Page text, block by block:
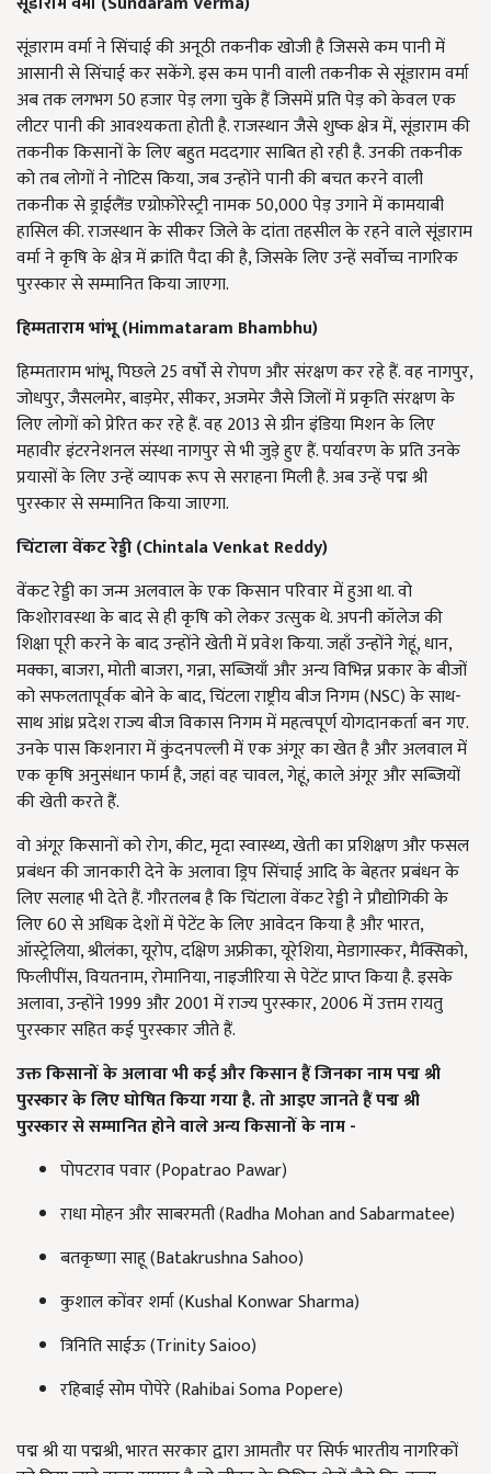
सूंडाराम वर्मा ने सिंचाई की अनूठी तकनीक खोजी है जिससे कम पानी में
आसानी से सिंचाई कर सकेंगे. इस कम पानी वाली तकनीक से सूंडाराम वर्मा
अब तक लगभग 50 हजार पेड़ लगा चुके हैं जिसमें प्रति पेड़ को केवल एक
लीटर पानी की आवश्यकता होती है. राजस्थान जैसे शुष्क क्षेत्र में, सूंडाराम की
तकनीक किसानों के लिए बहुत मददगार साबित हो रही है. उनकी तकनीक
को तब लोगों ने नोटिस किया, जब उन्होंने पानी की बचत करने वाली
तकनीक से ड्राईलैंड एग्रोफ़ोरेस्ट्री नामक 50,000 पेड़ उगाने में कामयाबी
हासिल की. राजस्थान के सीकर जिले के दांता तहसील के रहने वाले सूंडाराम
वर्मा ने कृषि के क्षेत्र में क्रांति पैदा की है, जिसके लिए उन्हें सर्वोच्च नागरिक
पुरस्कार से सम्मानित किया जाएगा.
हिम्मताराम भांभू (Himmataram Bhambhu)
हिम्मताराम भांभू, पिछले 25 वर्षों से रोपण और संरक्षण कर रहे हैं. वह नागपुर,
जोधपुर, जैसलमेर, बाड़मेर, सीकर, अजमेर जैसे जिलों में प्रकृति संरक्षण के
लिए लोगों को प्रेरित कर रहे हैं. वह 2013 से ग्रीन इंडिया मिशन के लिए
महावीर इंटरनेशनल संस्था नागपुर से भी जुड़े हुए हैं. पर्यावरण के प्रति उनके
प्रयासों के लिए उन्हें व्यापक रूप से सराहना मिली है. अब उन्हें पद्म श्री
पुरस्कार से सम्मानित किया जाएगा.
चिंटाला वेंकट रेड्डी (Chintala Venkat Reddy)
वेंकट रेड्डी का जन्म अलवाल के एक किसान परिवार में हुआ था. वो
किशोरावस्था के बाद से ही कृषि को लेकर उत्सुक थे. अपनी कॉलेज की
शिक्षा पूरी करने के बाद उन्होंने खेती में प्रवेश किया. जहाँ उन्होंने गेहूं, धान,
मक्का, बाजरा, मोती बाजरा, गन्ना, सब्जियाँ और अन्य विभिन्न प्रकार के बीजों
को सफलतापूर्वक बोने के बाद, चिंटला राष्ट्रीय बीज निगम (NSC) के साथ-
साथ आंध्र प्रदेश राज्य बीज विकास निगम में महत्वपूर्ण योगदानकर्ता बन गए.
उनके पास किशनारा में कुंदनपल्ली में एक अंगूर का खेत है और अलवाल में
एक कृषि अनुसंधान फार्म है, जहां वह चावल, गेहूं, काले अंगूर और सब्जियों
की खेती करते हैं.
वो अंगूर किसानों को रोग, कीट, मृदा स्वास्थ्य, खेती का प्रशिक्षण और फसल
प्रबंधन की जानकारी देने के अलावा ड्रिप सिंचाई आदि के बेहतर प्रबंधन के
लिए सलाह भी देते हैं. गौरतलब है कि चिंटाला वेंकट रेड्डी ने प्रौद्योगिकी के
लिए 60 से अधिक देशों में पेटेंट के लिए आवेदन किया है और भारत,
ऑस्ट्रेलिया, श्रीलंका, यूरोप, दक्षिण अफ्रीका, यूरेशिया, मेडागास्कर, मैक्सिको,
फिलीपींस, वियतनाम, रोमानिया, नाइजीरिया से पेटेंट प्राप्त किया है. इसके
अलावा, उन्होंने 1999 और 2001 में राज्य पुरस्कार, 2006 में उत्तम रायतु
पुरस्कार सहित कई पुरस्कार जीते हैं.
उक्त किसानों के अलावा भी कई और किसान हैं जिनका नाम पद्म श्री
पुरस्कार के लिए घोषित किया गया है. तो आइए जानते हैं पद्म श्री
पुरस्कार से सम्मानित होने वाले अन्य किसानों के नाम -
पोपटराव पवार (Popatrao Pawar)
राधा मोहन और साबरमती (Radha Mohan and Sabarmatee)
बतकृष्णा साहू (Batakrushna Sahoo)
कुशाल कोंवर शर्मा (Kushal Konwar Sharma)
त्रिनिति साईऊ (Trinity Saioo)
रहिबाई सोम पोपेरे (Rahibai Soma Popere)
पद्म श्री या पद्मश्री, भारत सरकार द्वारा आमतौर पर सिर्फ भारतीय नागरिकों